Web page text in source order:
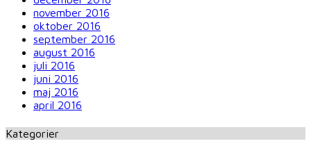
november 2016
oktober 2016
september 2016
august 2016
juli 2016
juni 2016
maj 2016
april 2016
Kategorier